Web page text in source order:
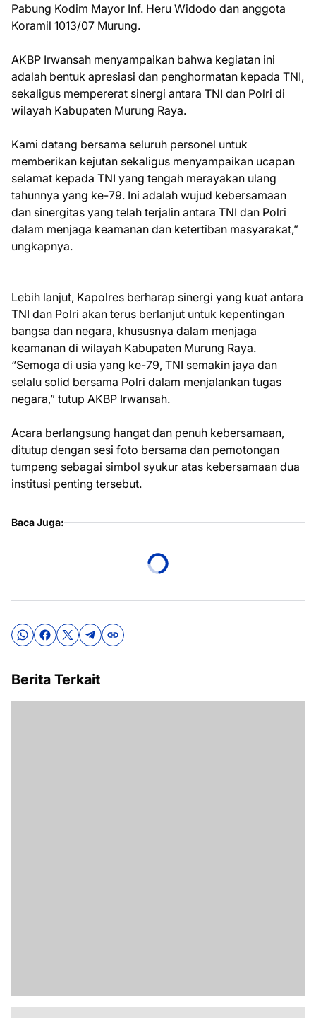
Pabung Kodim Mayor Inf. Heru Widodo dan anggota
Koramil 1013/07 Murung.
AKBP Irwansah menyampaikan bahwa kegiatan ini
adalah bentuk apresiasi dan penghormatan kepada TNI,
sekaligus mempererat sinergi antara TNI dan Polri di
wilayah Kabupaten Murung Raya.
Kami datang bersama seluruh personel untuk
memberikan kejutan sekaligus menyampaikan ucapan
selamat kepada TNI yang tengah merayakan ulang
tahunnya yang ke-79. Ini adalah wujud kebersamaan
dan sinergitas yang telah terjalin antara TNI dan Polri
dalam menjaga keamanan dan ketertiban masyarakat,”
ungkapnya.
Lebih lanjut, Kapolres berharap sinergi yang kuat antara
TNI dan Polri akan terus berlanjut untuk kepentingan
bangsa dan negara, khususnya dalam menjaga
keamanan di wilayah Kabupaten Murung Raya.
“Semoga di usia yang ke-79, TNI semakin jaya dan
selalu solid bersama Polri dalam menjalankan tugas
negara,” tutup AKBP Irwansah.
Acara berlangsung hangat dan penuh kebersamaan,
ditutup dengan sesi foto bersama dan pemotongan
tumpeng sebagai simbol syukur atas kebersamaan dua
institusi penting tersebut.
Baca Juga:
Berita Terkait